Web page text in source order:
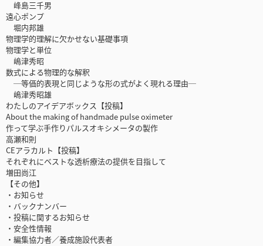
峰島三千男
遠心ポンプ
堀内邦雄
物理学的理解に欠かせない基礎事項
物理学と単位
嶋津秀昭
数式による物理的な解釈
─等価的表現と同じような形の式がよく現れる理由─
嶋津秀昭雄
わたしのアイデアボックス【投稿】
About the making of handmade pulse oximeter
作って学ぶ手作りパルスオキシメータの製作
高瀬和則
CEアラカルト【投稿】
それぞれにベストな透析療法の提供を目指して
増田尚江
【その他】
・お知らせ
・バックナンバー
・投稿に関するお知らせ
・安全性情報
・編集協力者／養成施設代表者